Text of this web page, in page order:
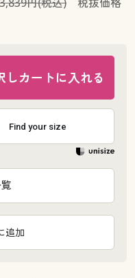
カートに入れる
Find your size
追加